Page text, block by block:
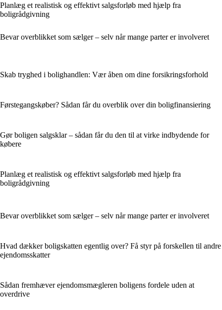
Planlæg et realistisk og effektivt salgsforløb med hjælp fra
boligrådgivning
Bevar overblikket som sælger – selv når mange parter er involveret
Skab tryghed i bolighandlen: Vær åben om dine forsikringsforhold
Førstegangskøber? Sådan får du overblik over din boligfinansiering
Gør boligen salgsklar – sådan får du den til at virke indbydende for
købere
Planlæg et realistisk og effektivt salgsforløb med hjælp fra
boligrådgivning
Bevar overblikket som sælger – selv når mange parter er involveret
Hvad dækker boligskatten egentlig over? Få styr på forskellen til andre
ejendomsskatter
Sådan fremhæver ejendomsmægleren boligens fordele uden at
overdrive